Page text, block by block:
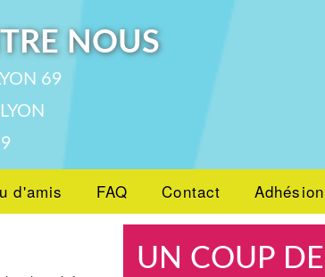
NOUS
69
d'amis FAQ Contact
UN COUP DE